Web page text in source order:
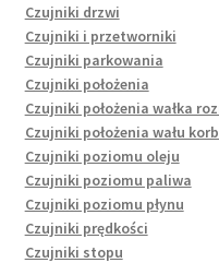
Czujniki drzwi
Czujniki i przetworniki
Czujniki parkowania
Czujniki położenia
Czujniki położenia wałka
Czujniki położenia wału
Czujniki poziomu oleju
Czujniki poziomu paliwa
Czujniki poziomu płynu
Czujniki prędkości
Czujniki stopu